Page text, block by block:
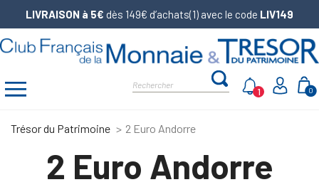
LIVRAISON à 5€ dès 149€ d’achats(1) avec le code LIV149
0
1
Trésor du Patrimoine 2 Euro Andorre
2 Euro Andorre